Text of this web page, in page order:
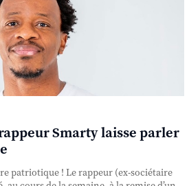
Smarty laisse parler
patriotique ! Le rappeur (ex-sociétaire